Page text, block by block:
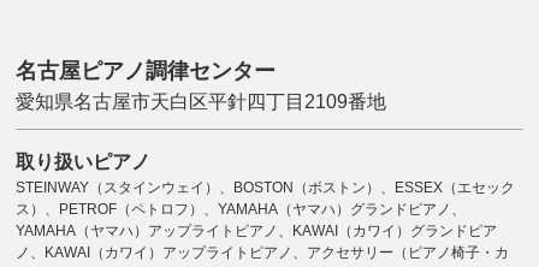
名古屋ピアノ調律センター
愛知県名古屋市天白区平針四丁目2109番地
取り扱いピアノ
STEINWAY（スタインウェイ）、BOSTON（ボストン）、ESSEX（エセック
ス）、PETROF（ペトロフ）、YAMAHA（ヤマハ）グランドピアノ、
YAMAHA（ヤマハ）アップライトピアノ、KAWAI（カワイ）グランドピア
ノ、KAWAI（カワイ）アップライトピアノ、アクセサリー（ピアノ椅子・カ